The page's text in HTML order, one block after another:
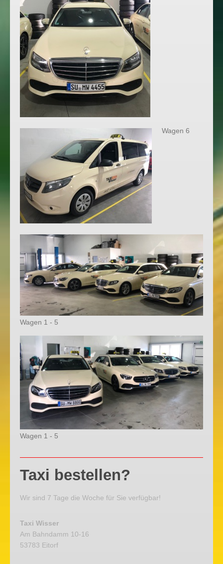
Wagen 6
Wagen 1 - 5
Wagen 1 - 5
Taxi bestellen?
Wir sind 7 Tage die Woche für Sie verfügbar!
Taxi Wisser
Am Bahndamm 10-16
53783 Eitorf